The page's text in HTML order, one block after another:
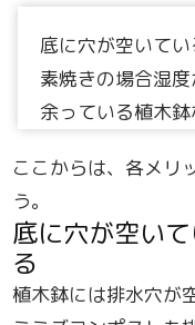
底に穴が空いて
素焼きの場合湿
余っている植木
ここからは、各メリ
う。
底に穴が空い
る
植木鉢には排水穴が